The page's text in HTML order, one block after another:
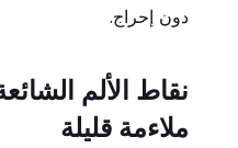
دون إحراج.
نقاط الألم
ملاءمة قليلة